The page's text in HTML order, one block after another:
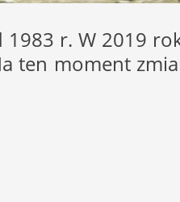
r. W 2019
ten moment